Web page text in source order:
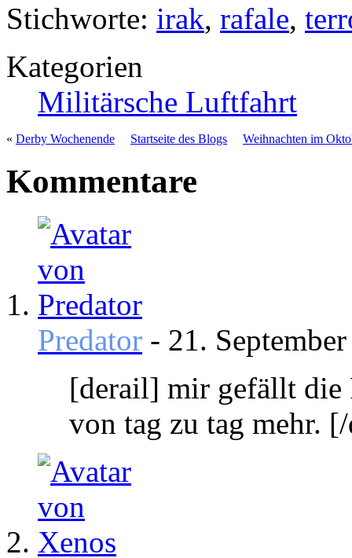
Stichworte: irak, rafale,
Kategorien
Militärsche Luftfahrt
« Derby Wochenende Startseite des Blogs Weihnachten im
Kommentare
Predator - 21.
[derail] mir gefällt die
von tag zu tag mehr.